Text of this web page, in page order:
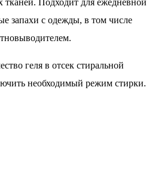
запахи с одежды, в том числе
геля в отсек стиральной
необходимый режим стирки.